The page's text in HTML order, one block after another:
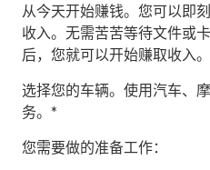
从今天开始赚钱。 您可以即
收入。无需苦苦等待文件或
后，您就可以开始赚取收入。
选择您的车辆。使用汽车、
务。*
您需要做的准备工作：